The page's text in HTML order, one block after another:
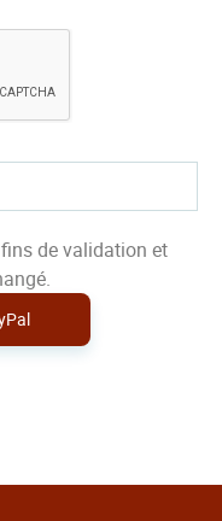
fins de validation et